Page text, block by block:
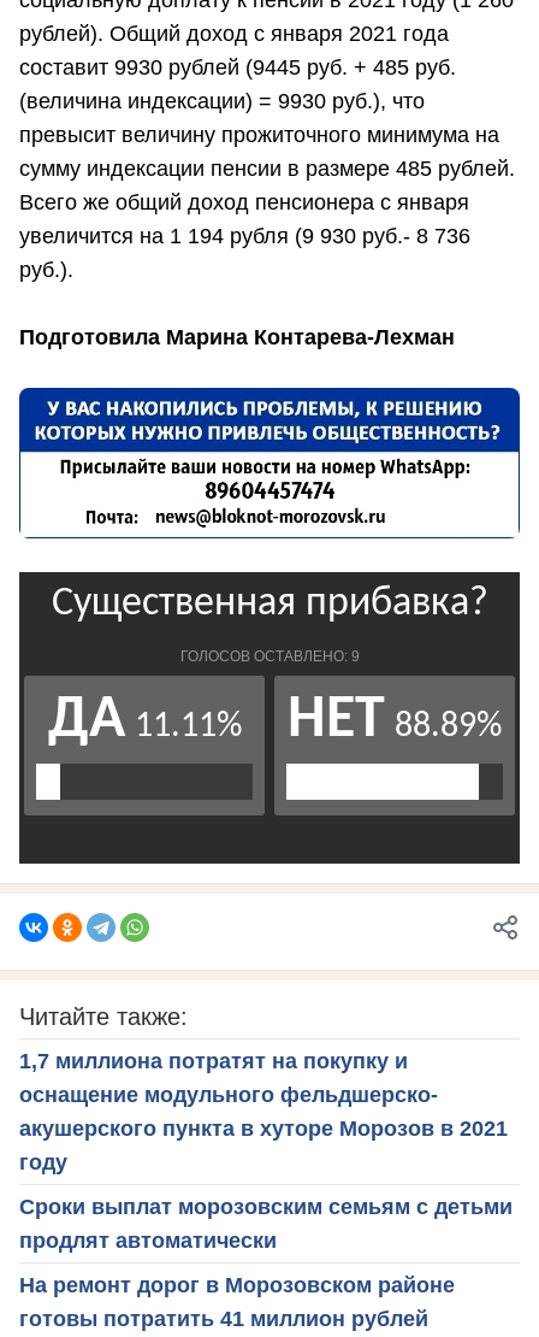
рублей). Общий доход с января 2021 года
составит 9930 рублей (9445 руб. + 485 руб.
(величина индексации) = 9930 руб.), что
превысит величину прожиточного минимума на
сумму индексации пенсии в размере 485 рублей.
Всего же общий доход пенсионера с января
увеличится на 1 194 рубля (9 930 руб.- 8 736
руб.).
Подготовила Марина Контарева-Лехман
Читайте также:
1,7 миллиона потратят на покупку и
оснащение модульного фельдшерско-
акушерского пункта в хуторе Морозов в 2021
году
Сроки выплат морозовским семьям с детьми
продлят автоматически
На ремонт дорог в Морозовском районе
готовы потратить 41 миллион рублей